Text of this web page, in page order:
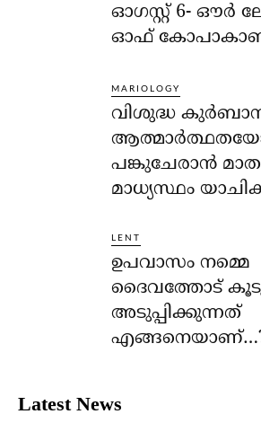
ഓഗസ്റ്റ് 6- ഔര്‍
ഓഫ്
MARIOLOGY
വിശുദ്ധ
പങ്കുചേരാന്‍
മാധ്യസ്ഥം
LENT
ഉപവാസം നമ്മെ
ദൈവത്തോട്
അടുപ്പിക്കുന്നത്
Latest News